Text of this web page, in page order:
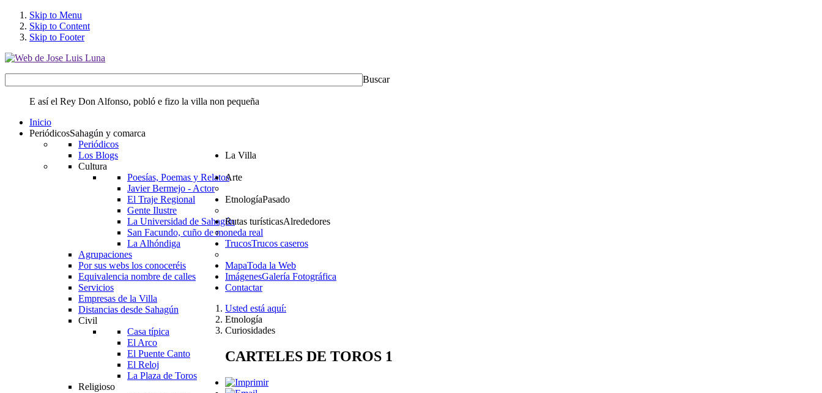
Skip to Menu
Skip to Content
Skip to Footer
Buscar
E así el Rey Don Alfonso, pobló e fizo la villa non pequeña
Inicio
PeriódicosSahagún y comarca
Periódicos
Los Blogs
La Villa
Cultura
Poesías, Poemas y Relatos
Javier Bermejo - Actor
El Traje Regional
Gente Ilustre
La Universidad de Sahagún
San Facundo, cuño de moneda real
La Alhóndiga
Agrupaciones
Por sus webs los conoceréis
Equivalencia nombre de calles
Servicios
Empresas de la Villa
Distancias desde Sahagún
Arte
Civil
Casa típica
El Arco
El Puente Canto
El Reloj
La Plaza de Toros
Religioso
EtnologíaPasado
Rutas turísticasAlrededores
TrucosTrucos caseros
MapaToda la Web
ImágenesGalería Fotográfica
Contactar
Usted está aquí:
Etnología
Curiosidades
CARTELES DE TOROS 1